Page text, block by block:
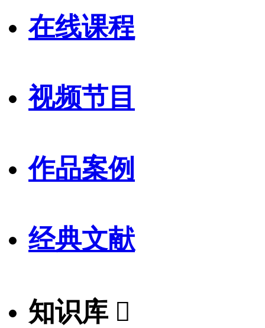
在线课程
视频节目
作品案例
经典文献
知识库 